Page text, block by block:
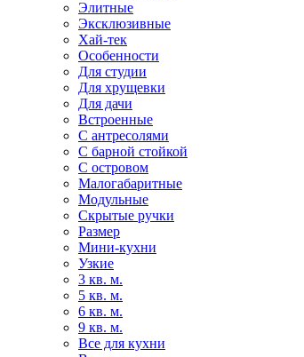
Элитные
Эксклюзивные
Хай-тек
Особенности
Для студии
Для хрущевки
Для дачи
Встроенные
С антресолями
С барной стойкой
С островом
Малогабаритные
Модульные
Скрытые ручки
Размер
Мини-кухни
Узкие
3 кв. м.
5 кв. м.
6 кв. м.
9 кв. м.
Все для кухни